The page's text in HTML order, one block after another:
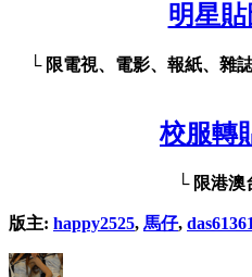
明星貼
└ 限電視、電影、報紙、雜
校服轉
└ 限港澳
版主: happy2525, 馬仔,